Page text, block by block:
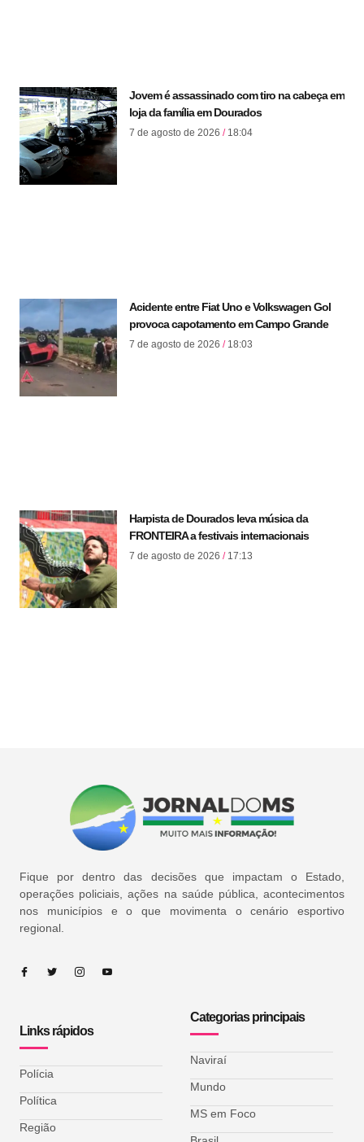
Jovem é assassinado com tiro na cabeça em
loja da família em Dourados
7 de agosto de 2026 18:04
Acidente entre Fiat Uno e Volkswagen Gol
provoca capotamento em Campo Grande
7 de agosto de 2026 18:03
Harpista de Dourados leva música da
FRONTEIRA a festivais internacionais
7 de agosto de 2026 17:13
Fique por dentro das decisões que impactam o Estado,
operações policiais, ações na saúde pública, acontecimentos
nos municípios e o que movimenta o cenário esportivo
regional.
Links rápidos
Polícia
Política
Região
Categorias principais
Naviraí
Mundo
MS em Foco